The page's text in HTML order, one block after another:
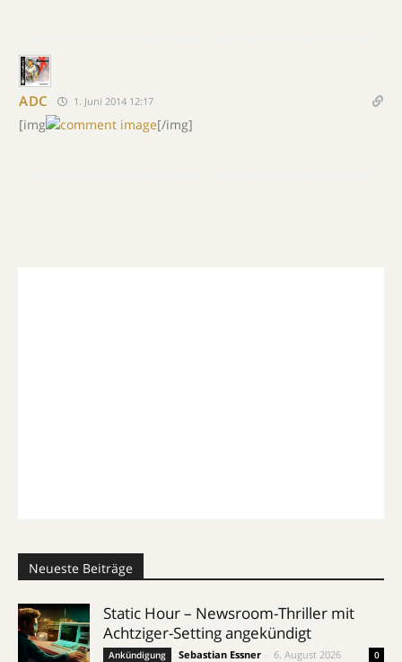
ADC 1. Juni 2014 12:17
[img [/img]
Neueste Beiträge
Static Hour – Newsroom-Thriller mit
Achtziger-Setting angekündigt
Ankündigung Sebastian Essner 6. August 2026 0